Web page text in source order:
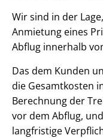
Wir sind in der
Anmietung eines
Abflug innerhalb
Das dem Kunden
die Gesamtkosten
Berechnung der
vor dem Abflug,
langfristige